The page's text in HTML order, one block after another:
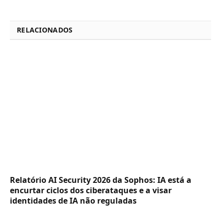
RELACIONADOS
Relatório AI Security 2026 da Sophos: IA está a
encurtar ciclos dos ciberataques e a visar
identidades de IA não reguladas